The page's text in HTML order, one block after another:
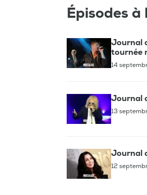
Épisodes à
Journal
tournée
14
Journal
13
Journal
12